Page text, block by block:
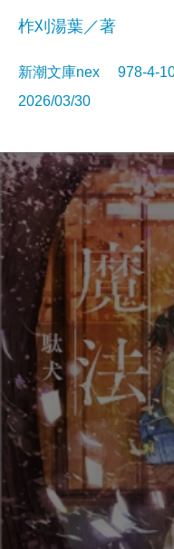
柞刈湯葉／著
新潮文庫nex 978-4-
2026/03/30